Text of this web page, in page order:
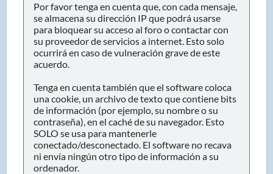
Por favor tenga en cuenta que, con cada mensaje,
se almacena su dirección IP que podrá usarse
para bloquear su acceso al foro o contactar con
su proveedor de servicios a internet. Esto solo
ocurrirá en caso de vulneración grave de este
acuerdo.
Tenga en cuenta también que el software coloca
una cookie, un archivo de texto que contiene bits
de información (por ejemplo, su nombre o su
contraseña), en el caché de su navegador. Esto
SOLO se usa para mantenerle
conectado/desconectado. El software no recava
ni envía ningún otro tipo de información a su
ordenador.